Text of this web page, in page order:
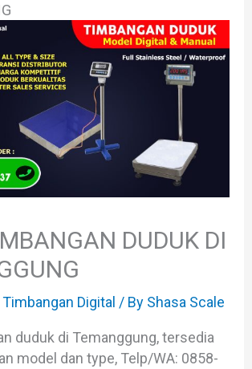
DUDUK DI
Timbangan Digital / By Shasa Scale
duduk di Temanggung, tersedia
model dan type, Telp/WA: 0858-